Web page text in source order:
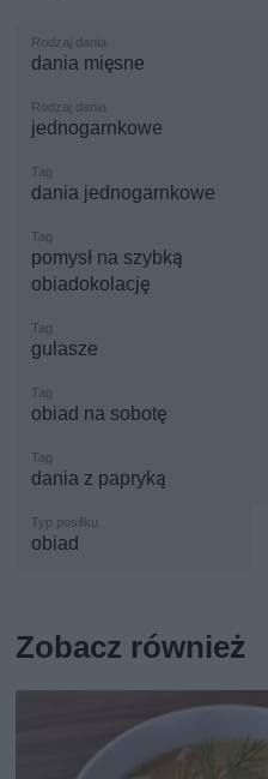
dania mięsne
jednogarnkowe
dania jednogarnkowe
pomysł na szybką
obiadokolację
gulasze
obiad na sobotę
dania z papryką
obiad
Zobacz również